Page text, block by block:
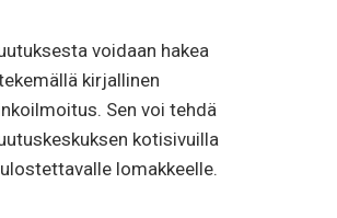
voidaan hakea
kirjallinen
Sen voi tehdä
kotisivuilla
lomakkeelle.